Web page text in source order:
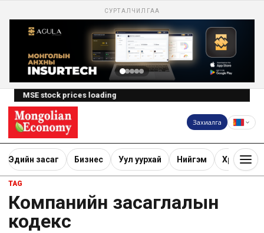
СУРТАЛЧИЛГАА
MSE stock prices loading
Захиалга
Эдийн засаг Бизнес Уул уурхай Нийгэм Хөрөнгө
TAG
Компанийн засаглалын
кодекс